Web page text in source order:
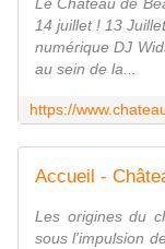
14 juillet ! 13
numérique DJ
au sein de la...
Accueil -
Les origines du
sous l'impulsion